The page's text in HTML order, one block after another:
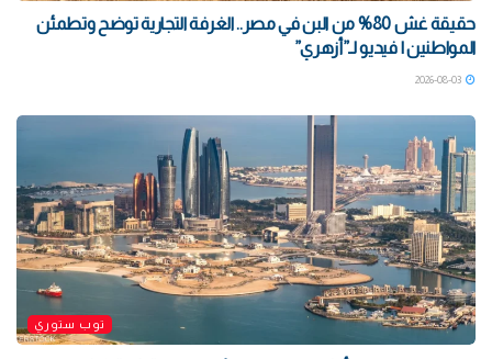
حقيقة غش 80% من البن في مصر.. الغرفة التجارية توضح وتطمئن
المواطنين | فيديو لـ”أزهري”
توب ستوري